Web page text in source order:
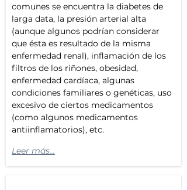
comunes se encuentra la diabetes de
larga data, la presión arterial alta
(aunque algunos podrían considerar
que ésta es resultado de la misma
enfermedad renal), inflamación de los
filtros de los riñones, obesidad,
enfermedad cardíaca, algunas
condiciones familiares o genéticas, uso
excesivo de ciertos medicamentos
(como algunos medicamentos
antiinflamatorios), etc.
Leer más...